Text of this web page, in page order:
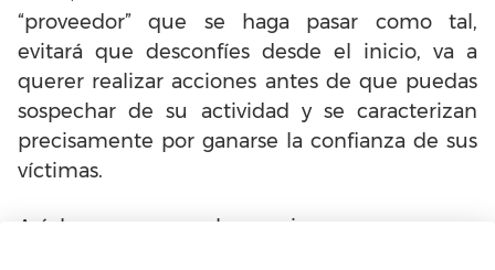
“proveedor” que se haga pasar como tal,
evitará que desconfíes desde el inicio, va a
querer realizar acciones antes de que puedas
sospechar de su actividad y se caracterizan
precisamente por ganarse la confianza de sus
víctimas.
Así, la empresa o el negocio se expone a un